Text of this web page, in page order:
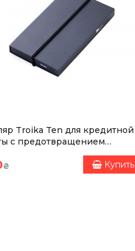
Troika Ten для кредитной
с предотвращением
черный
₴ Купить